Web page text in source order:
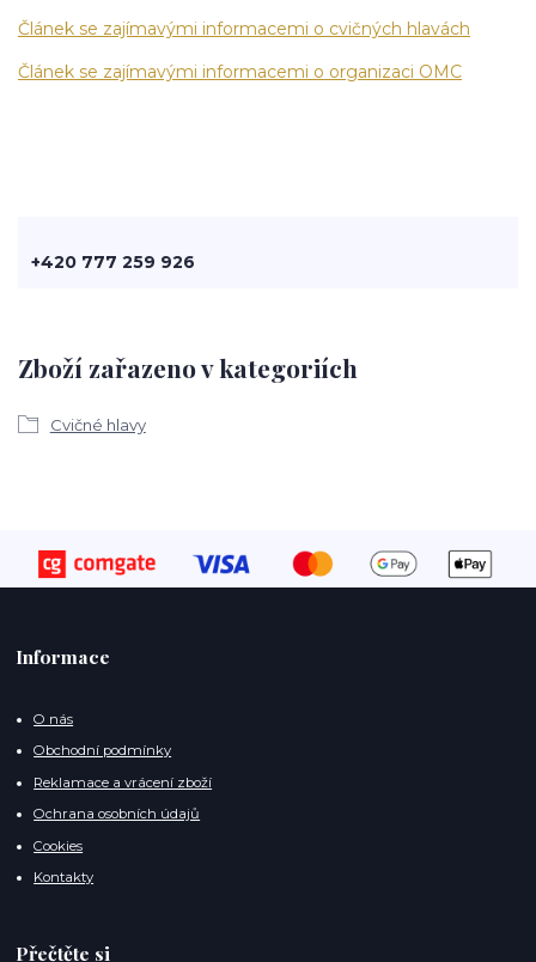
Článek se zajímavými informacemi o cvičných hlavách
Článek se zajímavými informacemi o organizaci OMC
Zboží zařazeno v kategoriích
Cvičné hlavy
+420 777 259 926
Informace
O nás
Obchodní podmínky
Reklamace a vrácení zboží
Ochrana osobních údajů
Cookies
Kontakty
Přečtěte si